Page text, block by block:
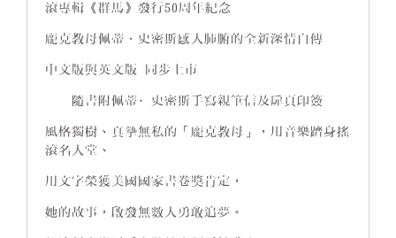
滾專輯《群馬》發行50周年紀念
龐克教母佩蒂．史密斯感人肺腑的全新深情自傳
中文版與英文版 同步上市
──隨書附佩蒂·史密斯手寫親筆信及扉頁印簽──
風格獨樹、真摯無私的「龐克教母」，用音樂躋身搖
滾名人堂、
用文字榮獲美國國家書卷獎肯定，
她的故事，啟發無數人勇敢追夢。